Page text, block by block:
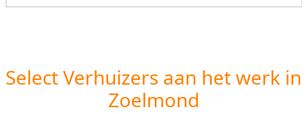
Select Verhuizers aan het werk in
Zoelmond